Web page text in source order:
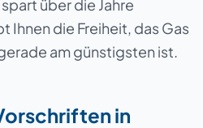
über die Jahre
Ihnen die Freiheit, das Gas
am günstigsten ist.
in